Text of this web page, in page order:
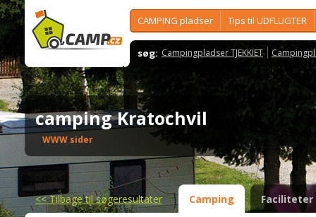
CAMPING pladser Tips til UDFLUGTER
søg: Campingpladser TJEKKIET
camping Kratochvil
WWW sider
<<Tilbage til søgeresultater Camping Faciliteter